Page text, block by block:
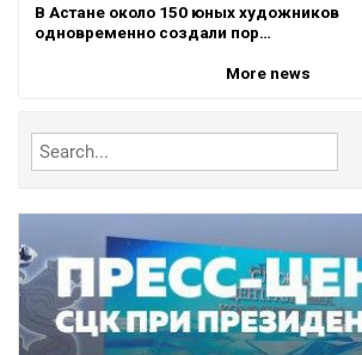
В Астане около 150 юных художников
одновременно создали пор…
More news